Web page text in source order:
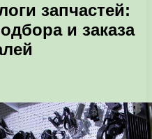
запчастей:
и заказа